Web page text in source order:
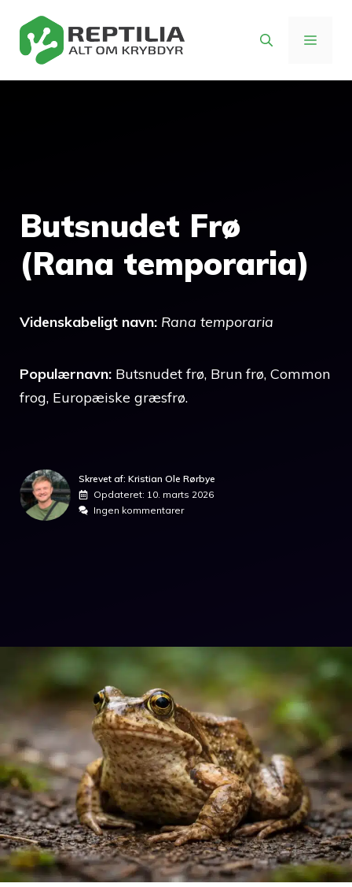
indhold
MENU
Butsnudet Frø
(Rana temporaria)
Videnskabeligt navn: Rana temporaria
Populærnavn: Butsnudet frø, Brun frø, Common
frog, Europæiske græsfrø.
Skrevet af: Kristian Ole Rørbye
Opdateret: 10. marts 2026
Ingen kommentarer